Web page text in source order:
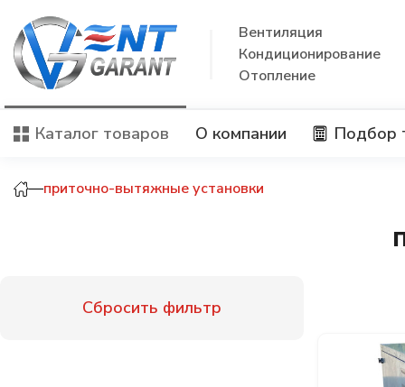
Вентиляция
Кондиционирование
Отопление
Каталог товаров О компании Подбор
—приточно-вытяжные установки
Сбросить фильтр